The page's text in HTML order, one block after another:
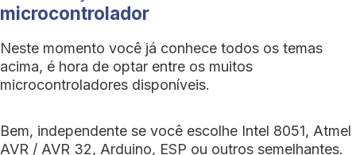
microcontrolador
Neste momento você já conhece todos os temas
acima, é hora de optar entre os muitos
microcontroladores disponíveis.
Bem, independente se você escolhe Intel 8051, Atmel
AVR / AVR 32, Arduino, ESP ou outros semelhantes.